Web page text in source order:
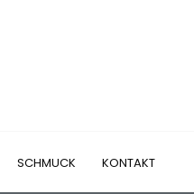
SCHMUCK KONTAKT